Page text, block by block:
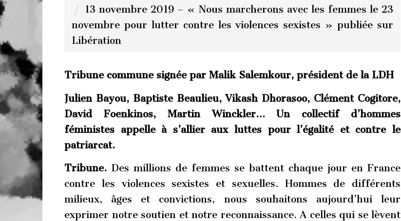
13 novembre 2019 – « Nous marcherons avec les femmes le 23
novembre pour lutter contre les violences sexistes » publiée sur
Libération
Tribune commune signée par Malik Salemkour, président de la LDH
Julien Bayou, Baptiste Beaulieu, Vikash Dhorasoo, Clément Cogitore,
David Foenkinos, Martin Winckler… Un collectif d’hommes
féministes appelle à s’allier aux luttes pour l’égalité et contre le
patriarcat.
Tribune. Des millions de femmes se battent chaque jour en France
contre les violences sexistes et sexuelles. Hommes de différents
milieux, âges et convictions, nous souhaitons aujourd’hui leur
exprimer notre soutien et notre reconnaissance. A celles qui se lèvent